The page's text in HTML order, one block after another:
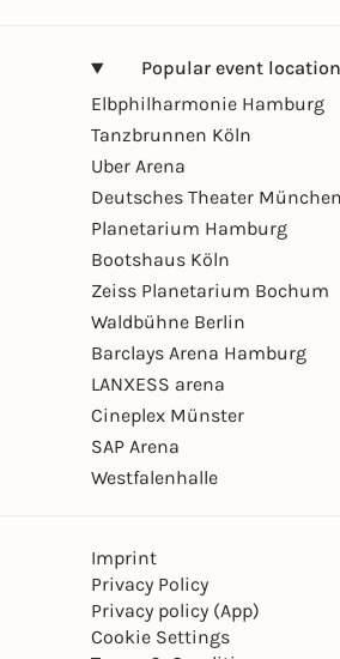
Popular event
Elbphilharmonie Hamburg
Tanzbrunnen Köln
Uber Arena
Deutsches Theater
Planetarium Hamburg
Bootshaus Köln
Zeiss Planetarium Bochum
Waldbühne Berlin
Barclays Arena Hamburg
LANXESS arena
Cineplex Münster
SAP Arena
Westfalenhalle
Imprint
Privacy Policy
Privacy policy (App)
Cookie Settings